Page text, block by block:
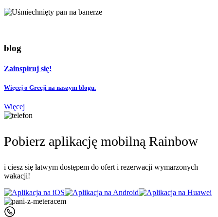
blog
Zainspiruj się!
Więcej o Grecji na naszym blogu.
Więcej
Pobierz aplikację mobilną Rainbow
i ciesz się łatwym dostępem do ofert i rezerwacji wymarzonych
wakacji!